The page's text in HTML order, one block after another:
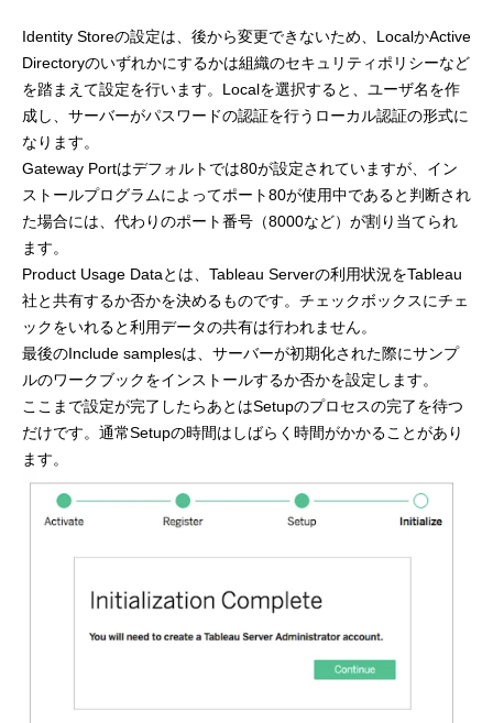
Identity Storeの設定は、後から変更できないため、LocalかActive
Directoryのいずれかにするかは組織のセキュリティポリシーなど
を踏まえて設定を行います。Localを選択すると、ユーザ名を作
成し、サーバーがパスワードの認証を行うローカル認証の形式に
なります。
Gateway Portはデフォルトでは80が設定されていますが、イン
ストールプログラムによってポート80が使用中であると判断され
た場合には、代わりのポート番号（8000など）が割り当てられ
ます。
Product Usage Dataとは、Tableau Serverの利用状況をTableau
社と共有するか否かを決めるものです。チェックボックスにチェ
ックをいれると利用データの共有は行われません。
最後のInclude samplesは、サーバーが初期化された際にサンプ
ルのワークブックをインストールするか否かを設定します。
ここまで設定が完了したらあとはSetupのプロセスの完了を待つ
だけです。通常Setupの時間はしばらく時間がかかることがあり
ます。